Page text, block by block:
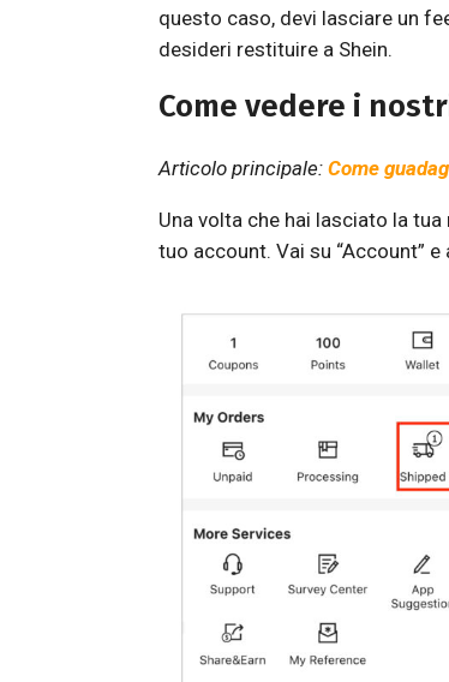
questo caso, devi lasciare un
desideri restituire a Shein.
Come vedere i
Articolo principale: Come
Una volta che hai lasciato la
tuo account. Vai su “Account”